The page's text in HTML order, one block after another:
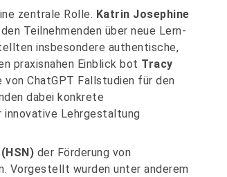
zentrale Rolle. Katrin Josephine
Teilnehmenden über neue Lern-
insbesondere authentische,
praxisnahen Einblick bot Tracy
ChatGPT Fallstudien für den
dabei konkrete
innovative Lehrgestaltung
der Förderung von
Vorgestellt wurden unter anderem